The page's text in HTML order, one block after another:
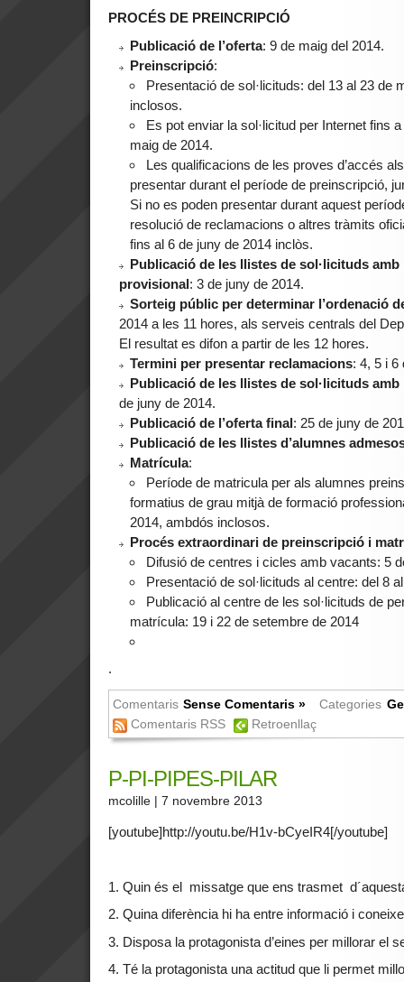
PROCÉS DE PREINCRIPCIÓ
Publicació de l’oferta: 9 de maig del 2014.
Preinscripció:
Presentació de sol·licituds: del 13 al 23 de
inclosos.
Es pot enviar la sol·licitud per Internet fins
maig de 2014.
Les qualificacions de les proves d’accés
presentar durant el període de preinscripció,
Si no es poden presentar durant aquest
resolució de reclamacions o altres tràmits
fins al 6 de juny de 2014 inclòs.
Publicació de les llistes de sol·licituds
provisional: 3 de juny de 2014.
Sorteig públic per determinar l’ordenació
2014 a les 11 hores, als serveis centrals del
El resultat es difon a partir de les 12 hores.
Termini per presentar reclamacions: 4, 5 i 6
Publicació de les llistes de sol·licituds
de juny de 2014.
Publicació de l’oferta final: 25 de juny de
Publicació de les llistes d’alumnes
Matrícula:
Període de matricula per als alumnes
formatius de grau mitjà de formació
2014, ambdós inclosos.
Procés extraordinari de preinscripció i
Difusió de centres i cicles amb vacants: 5
Presentació de sol·licituds al centre: del 8
Publicació al centre de les sol·licituds de
matrícula: 19 i 22 de setembre de 2014
.
Comentaris Sense Comentaris » Categories
Comentaris RSS
Retroenllaç
P-PI-PIPES-PILAR
mcolille | 7 novembre 2013
[youtube]http://youtu.be/H1v-bCyeIR4[/youtube]
1. Quin és el missatge que ens trasmet
2. Quina diferència hi ha entre informació i
3. Disposa la protagonista d’eines per millorar el
4. Té la protagonista una actitud que li permet